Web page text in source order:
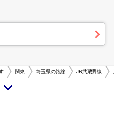
関東 埼玉県の路線 JR武蔵野線
蔵野線の東浦和駅は、埼玉県さいた